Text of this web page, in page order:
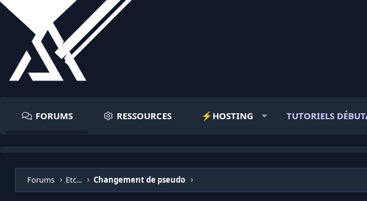
FORUMS RESSOURCES ⚡️HOSTING TUTORIELS
Forums Etc... Changement de pseudo